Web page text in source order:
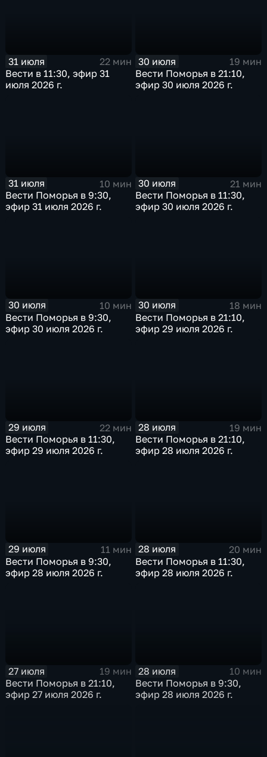
31 июля
22 мин
Вести в 11:30, эфир 31
июля 2026 г.
30 июля
19 мин
Вести Поморья в 21:10,
эфир 30 июля 2026 г.
31 июля
10 мин
Вести Поморья в 9:30,
эфир 31 июля 2026 г.
30 июля
21 мин
Вести Поморья в 11:30,
эфир 30 июля 2026 г.
30 июля
10 мин
Вести Поморья в 9:30,
эфир 30 июля 2026 г.
30 июля
18 мин
Вести Поморья в 21:10,
эфир 29 июля 2026 г.
29 июля
22 мин
Вести Поморья в 11:30,
эфир 29 июля 2026 г.
28 июля
19 мин
Вести Поморья в 21:10,
эфир 28 июля 2026 г.
29 июля
11 мин
Вести Поморья в 9:30,
эфир 28 июля 2026 г.
28 июля
20 мин
Вести Поморья в 11:30,
эфир 28 июля 2026 г.
27 июля
19 мин
Вести Поморья в 21:10,
эфир 27 июля 2026 г.
28 июля
10 мин
Вести Поморья в 9:30,
эфир 28 июля 2026 г.